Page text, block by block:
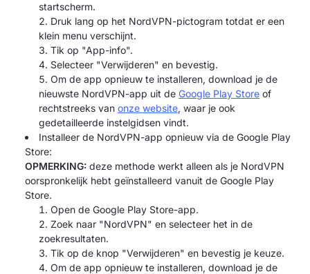
startscherm.
Druk lang op het NordVPN-pictogram totdat er een
klein menu verschijnt.
Tik op "App-info".
Selecteer "Verwijderen" en bevestig.
Om de app opnieuw te installeren, download je de
nieuwste NordVPN-app uit de Google Play Store of
rechtstreeks van onze website, waar je ook
gedetailleerde instelgidsen vindt.
Installeer de NordVPN-app opnieuw via de Google Play
Store:
OPMERKING: deze methode werkt alleen als je NordVPN
oorspronkelijk hebt geïnstalleerd vanuit de Google Play
Store.
Open de Google Play Store-app.
Zoek naar "NordVPN" en selecteer het in de
zoekresultaten.
Tik op de knop "Verwijderen" en bevestig je keuze.
Om de app opnieuw te installeren, download je de